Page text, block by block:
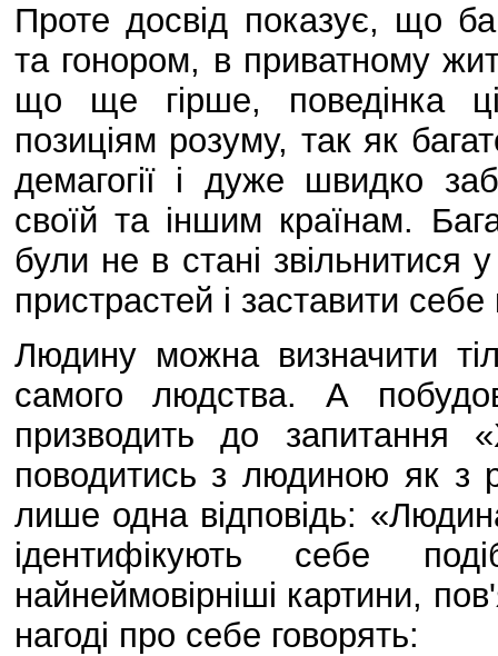
Проте досвід показує, що
та гонором, в приватному
що ще гірше, поведінка
позиціям розуму, так як
демагогії і дуже швидко
своїй та іншим країнам.
були не в стані звільнитися
пристрастей і заставити
Людину можна визначити
самого людства. А
призводить до
поводитись з людиною як з
лише одна відповідь:
ідентифікують себе
найнеймовірніші картини,
нагоді про себе говорять: